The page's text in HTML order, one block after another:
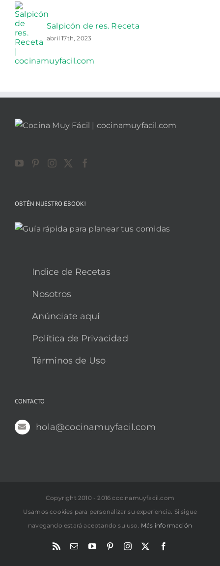
Salpicón de res. Receta
abril 17th, 2023
OBTÉN NUESTRO EBOOK!
Indice de Recetas
Nosotros
Anúnciate aquí
Política de Privacidad
Términos de Uso
CONTACTO
hola@cocinamuyfacil.com
Copyright 2010 - 2016 cocinamuyfacil.com
Usamos cookies para personalizar su experiencia. Si sigue
navegando estará aceptando su uso. Más información
Rss
CorreoYouTubePinterestInstagram